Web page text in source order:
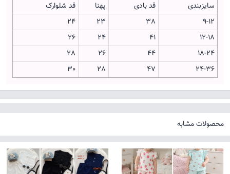
سایزبندی
قد بادی پهنا
قد شلوارک
9-12
38
23
24
12-18
41
24
26
18-24
44
26
28
24-36
47
28
30
محصولات مشابه